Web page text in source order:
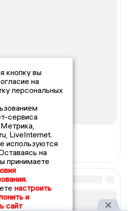
кнопку вы
на
персональных
сервиса
LiveInternet.
используются
на
принимаете
настроить
и
сайт